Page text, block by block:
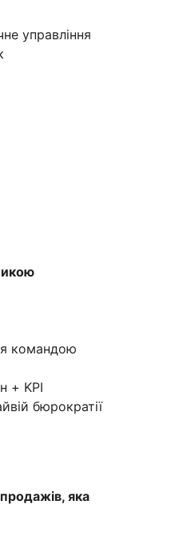
управління
командою
+ KPI
бюрократії
яка